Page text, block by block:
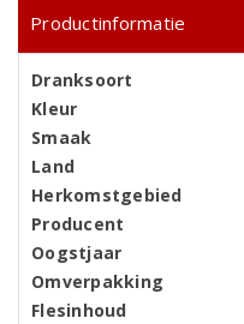
Productinformatie
Dranksoort
Kleur
Smaak
Land
Herkomstgebied
Producent
Oogstjaar
Omverpakking
Flesinhoud